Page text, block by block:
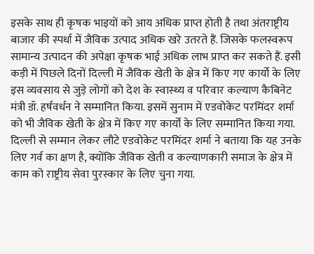
इसके साथ ही कृषक भाइयों को आय अधिक प्राप्त होती है तथा अंतराष्ट्रीय
बाजार की स्पर्धा में जैविक उत्पाद अधिक खरे उतरते हैं. जिसके फलस्वरूप
सामान्य उत्पादन की अपेक्षा कृषक भाई अधिक लाभ प्राप्त कर सकते हैं. इसी
कड़ी में पिछले दिनों दिल्ली में जैविक खेती के क्षेत्र में किए गए कार्यो के लिए
इस व्यवसाय से जुड़े लोगों को देश के स्वास्थ्य व परिवार कल्याण कैबिनेट
मंत्री डॉ. हर्षवर्धन ने सम्मानित किया. इसमें सुनाम में एडवोकेट परमिंदर शर्मा
को भी जैविक खेती के क्षेत्र में किए गए कार्यों के लिए सम्मानित किया गया.
दिल्ली से सम्मान लेकर लौटे एडवोकेट परमिंदर शर्मा ने बताया कि यह उनके
लिए गर्व का क्षण है, क्योंकि जैविक खेती व कल्याणकारी समाज के क्षेत्र में
काम को राष्ट्रीय सेवा पुरस्कार के लिए चुना गया.